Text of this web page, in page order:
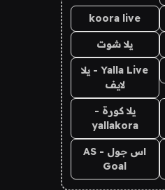
koora live
يلا شوت
Yalla Live - يلا
لايف
يلا كورة -
yallakora
اس جول - AS
Goal